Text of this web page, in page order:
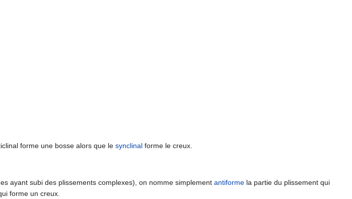
forme une bosse alors que le synclinal forme le creux.
ayant subi des plissements complexes), on nomme simplement antiforme la partie du plissement qui
forme un creux.